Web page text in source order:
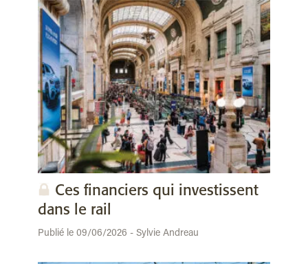
Ces financiers qui investissent
dans le rail
Publié le 09/06/2026 - Sylvie Andreau